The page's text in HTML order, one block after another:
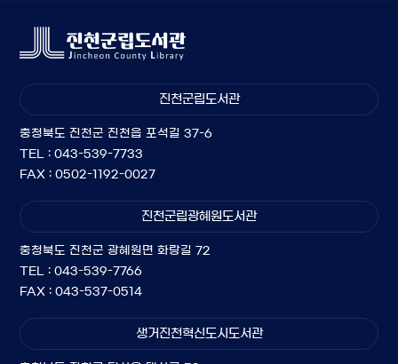
진천군립도서관
충청북도 진천군 진천읍 포석길 37-6
TEL : 043-539-7733
FAX : 0502-1192-0027
진천군립광혜원도서관
충청북도 진천군 광혜원면 화랑길 72
TEL : 043-539-7766
FAX : 043-537-0514
생거진천혁신도시도서관